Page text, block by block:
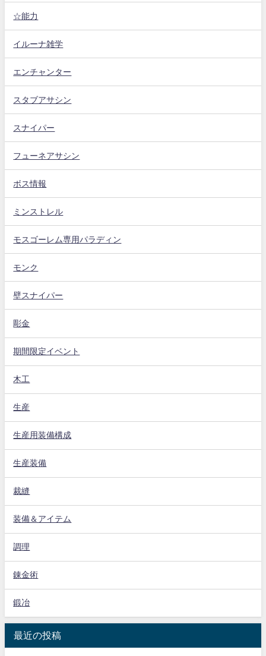
☆能力
イルーナ雑学
エンチャンター
スタブアサシン
スナイパー
フューネアサシン
ボス情報
ミンストレル
モスゴーレム専用パラディン
モンク
壁スナイパー
彫金
期間限定イベント
木工
生産
生産用装備構成
生産装備
裁縫
装備＆アイテム
調理
錬金術
鍛冶
最近の投稿